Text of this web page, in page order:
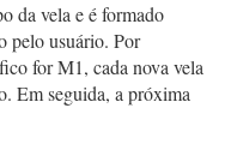
da vela e é formado
pelo usuário. Por
for M1, cada nova vela
Em seguida, a próxima